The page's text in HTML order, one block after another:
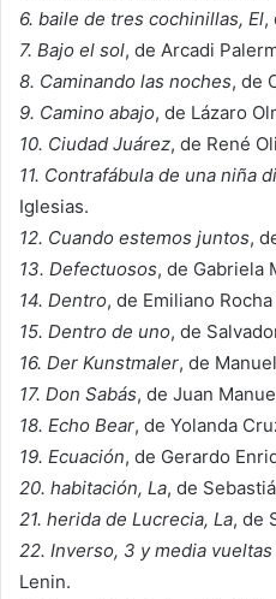
6. baile de tres cochinillas, El,
7. Bajo el sol, de Arcadi
8. Caminando las noches, de
9. Camino abajo, de Lázaro
10. Ciudad Juárez, de René
11. Contrafábula de una niña
Iglesias.
12. Cuando estemos juntos,
13. Defectuosos, de Gabriela
14. Dentro, de Emiliano
15. Dentro de uno, de
16. Der Kunstmaler, de
17. Don Sabás, de Juan
18. Echo Bear, de Yolanda
19. Ecuación, de Gerardo
20. habitación, La, de
21. herida de Lucrecia, La, de
22. Inverso, 3 y media
Lenin.